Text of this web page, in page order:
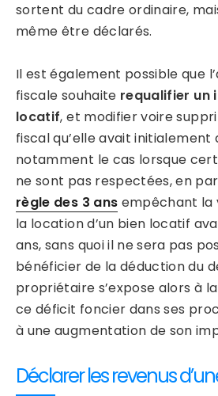
sortent du cadre ordinaire,
même être déclarés.
Il est également possible que
fiscale souhaite requalifier un
locatif, et modifier voire
fiscal qu’elle avait initialement
notamment le cas lorsque
ne sont pas respectées, en
règle des 3 ans empêchant la
la location d’un bien locatif
ans, sans quoi il ne sera pas
bénéficier de la déduction du
propriétaire s’expose alors à
ce déficit foncier dans ses
à une augmentation de son
Déclarer les revenus